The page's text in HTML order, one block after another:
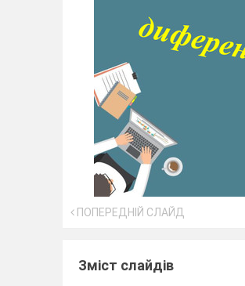
ПОПЕРЕДНІЙ СЛАЙД
Зміст слайдів